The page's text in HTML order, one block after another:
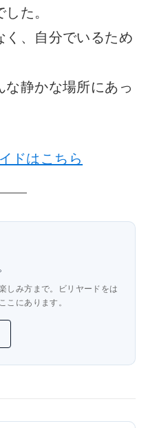
た。
、自分でいるため
静かな場所にあっ
ドはこちら
しみ方まで。ビリヤードをは
こにあります。